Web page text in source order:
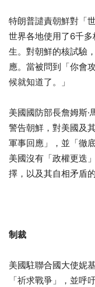
特朗普譴責朝鮮對「
世界各地使用了6千
生。對朝鮮的核試驗
應。當被問到「你會
候就知道了。」
美國國防部長詹姆斯·
警告朝鮮，對美國及
軍事回應」，並「徹
美國沒有「政權更迭
擇，以及其自相矛盾的
制裁
美國駐聯合國大使妮
「祈求戰爭」，並呼